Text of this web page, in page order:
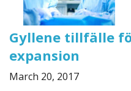
Gyllene tillfälle
expansion
March 20, 2017